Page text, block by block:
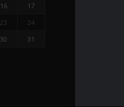
16
17
23
24
30 31